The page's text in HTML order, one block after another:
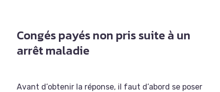
Congés payés non pris suite à un
arrêt maladie
Avant d’obtenir la réponse, il faut d’abord se poser